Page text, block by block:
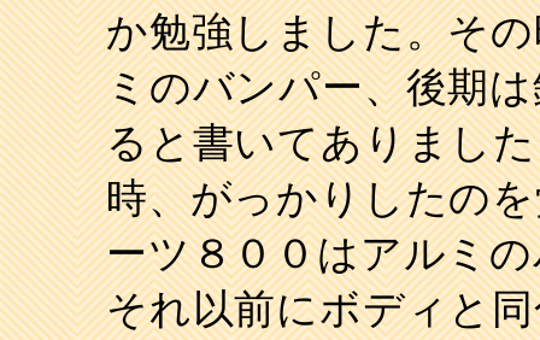
か勉強しました。そ
ミのバンパー、後期
ると書いてありまし
時、がっかりしたの
ーツ８００はアルミ
それ以前にボディと